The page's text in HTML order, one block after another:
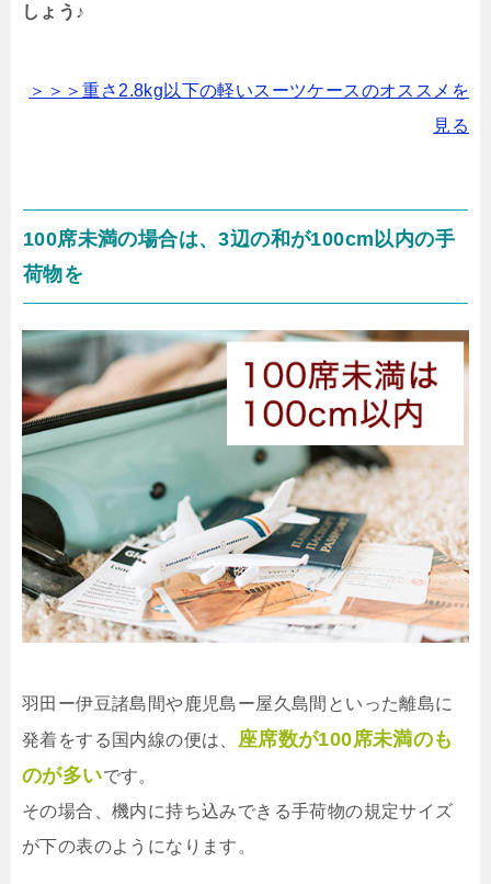
しょう♪
＞＞＞重さ2.8kg以下の軽いスーツケースのオススメを
見る
100席未満の場合は、3辺の和が100cm以内の手
荷物を
羽田ー伊豆諸島間や鹿児島ー屋久島間といった離島に
発着をする国内線の便は、 座席数が100席未満のも
のが多いです。
その場合、機内に持ち込みできる手荷物の規定サイズ
が下の表のようになります。